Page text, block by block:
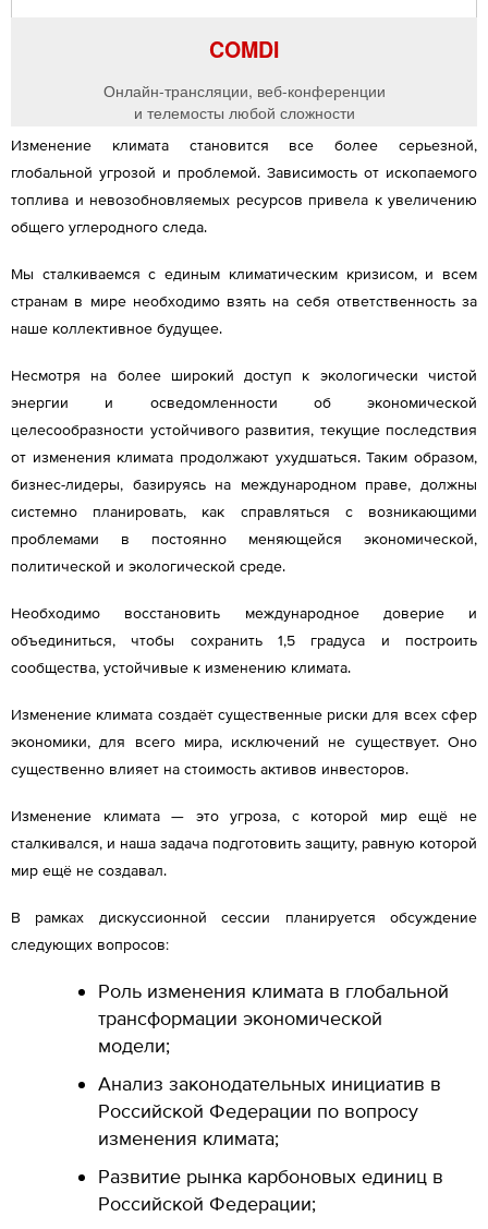
Изменение климата становится все более серьезной,
глобальной угрозой и проблемой. Зависимость от ископаемого
топлива и невозобновляемых ресурсов привела к увеличению
общего углеродного следа.
Мы сталкиваемся с единым климатическим кризисом, и всем
странам в мире необходимо взять на себя ответственность за
наше коллективное будущее.
Несмотря на более широкий доступ к экологически чистой
энергии и осведомленности об экономической
целесообразности устойчивого развития, текущие последствия
от изменения климата продолжают ухудшаться. Таким образом,
бизнес-лидеры, базируясь на международном праве, должны
системно планировать, как справляться с возникающими
проблемами в постоянно меняющейся экономической,
политической и экологической среде.
Необходимо восстановить международное доверие и
объединиться, чтобы сохранить 1,5 градуса и построить
сообщества, устойчивые к изменению климата.
Изменение климата создаёт существенные риски для всех сфер
экономики, для всего мира, исключений не существует. Оно
существенно влияет на стоимость активов инвесторов.
Изменение климата — это угроза, с которой мир ещё не
сталкивался, и наша задача подготовить защиту, равную которой
мир ещё не создавал.
В рамках дискуссионной сессии планируется обсуждение
следующих вопросов:
Роль изменения климата в глобальной
трансформации экономической
модели;
Анализ законодательных инициатив в
Российской Федерации по вопросу
изменения климата;
Развитие рынка карбоновых единиц в
Российской Федерации;